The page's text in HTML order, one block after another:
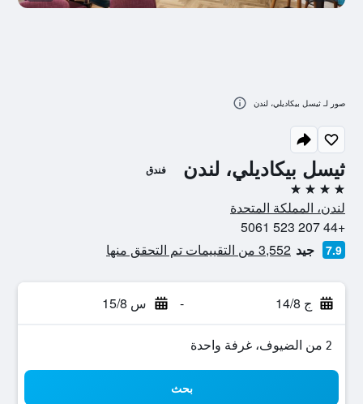
ثيسل بيكاديلي، لندن فندق
4 نجوم
لندن، المملكة المتحدة
+44 207 523 5061
7.9 جيد 3,552 من التقييمات تم التحقق منها
ج 14/8 - س 15/8
2 من الضيوف، غرفة واحدة
بحث
صور لـ ثيسل بيكاديلي، لندن